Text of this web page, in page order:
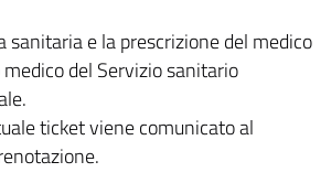
sanitaria e la prescrizione del medico
del Servizio sanitario
ticket viene comunicato al